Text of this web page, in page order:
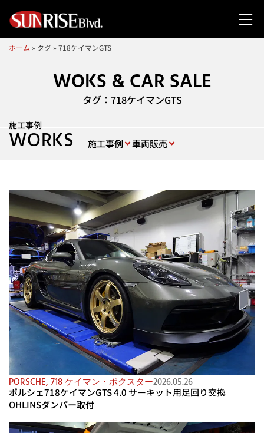
ホーム » タグ »718ケイマンGTS
WOKS & CAR SALE
タグ：718ケイマンGTS
施工事例 車両販売
施工事例
WORKS
PORSCHE, 718 ケイマン・ボクスター2026.05.26
ポルシェ718ケイマンGTS 4.0 サーキット用足回り交換
OHLINSダンパー取付